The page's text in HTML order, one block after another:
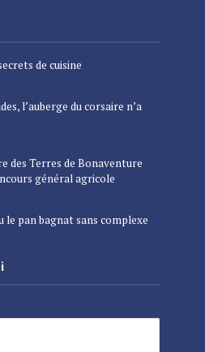
de cuisine
l’auberge du corsaire n’a
des Terres de Bonaventure
général agricole
le pan bagnat sans complexe